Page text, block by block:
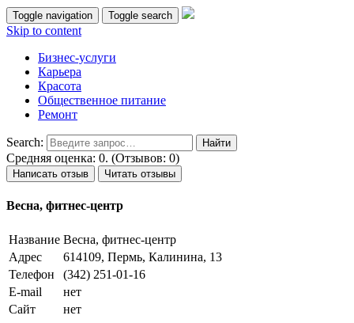
Toggle navigation Toggle search
Skip to content
Бизнес-услуги
Карьера
Красота
Общественное питание
Ремонт
Search:
Средняя оценка: 0. (Отзывов: 0)
Написать отзыв Читать отзывы
Весна, фитнес-центр
Название Весна, фитнес-центр
Адрес
614109, Пермь, Калинина, 13
Телефон
(342) 251-01-16
E-mail
нет
Сайт
нет